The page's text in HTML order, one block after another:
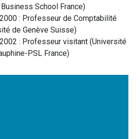
Business School France)
: Professeur de Comptabilité
de Genève Suisse)
: Professeur visitant (Université
PSL France)